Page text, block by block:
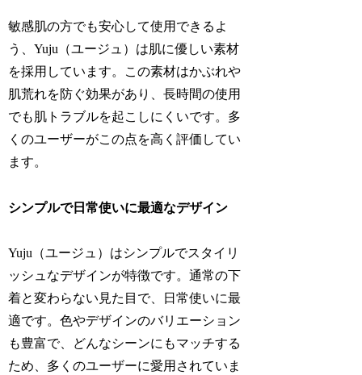
敏感肌の方でも安心して使用できるよ
う、Yuju（ユージュ）は肌に優しい素材
を採用しています。この素材はかぶれや
肌荒れを防ぐ効果があり、長時間の使用
でも肌トラブルを起こしにくいです。多
くのユーザーがこの点を高く評価してい
ます。
シンプルで日常使いに最適なデザイン
Yuju（ユージュ）はシンプルでスタイリ
ッシュなデザインが特徴です。通常の下
着と変わらない見た目で、日常使いに最
適です。色やデザインのバリエーション
も豊富で、どんなシーンにもマッチする
ため、多くのユーザーに愛用されていま